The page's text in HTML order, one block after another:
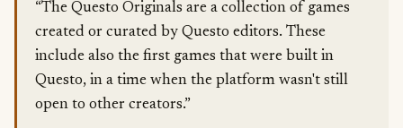
“The Questo Originals are a collection of games
created or curated by Questo editors. These
include also the first games that were built in
Questo, in a time when the platform wasn't still
open to other creators.”